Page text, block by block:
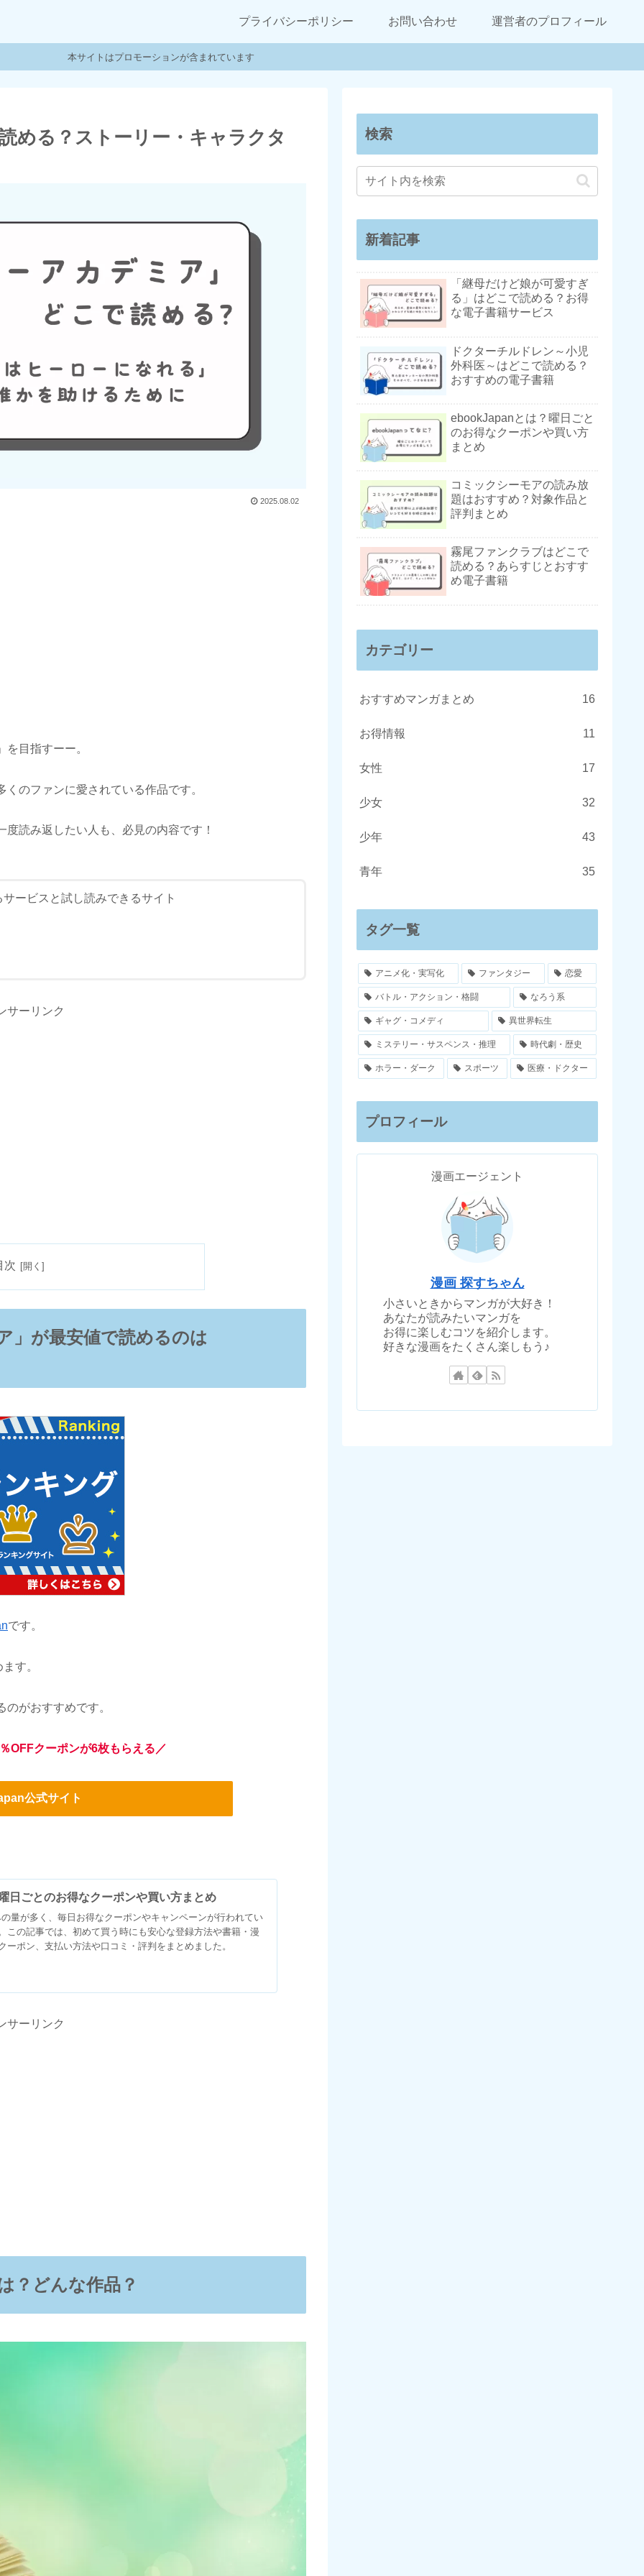
プライバシーポリシー お問い合わせ 運営者のプロフィール
本サイトはプロモーションが含まれています
める？ストーリー・キャラクタ
2025.08.02
目指すーー。
のファンに愛されている作品です。
読み返したい人も、必見の内容です！
ービスと試し読みできるサイト
サーリンク
次
」が最安値で読めるのは
です。
す。
がおすすめです。
OFFクーポンが6枚もらえる／
公式サイト
日ごとのお得なクーポンや買い方まとめ
量が多く、毎日お得なクーポンやキャンペーンが行われてい
この記事では、初めて買う時にも安心な登録方法や書籍・漫
ーポン、支払い方法や口コミ・評判をまとめました。
サーリンク
？どんな作品？
検索
新着記事
「継母だけど娘が可愛すぎ
る」はどこで読める？お得
な電子書籍サービス
ドクターチルドレン～小児
外科医～はどこで読める？
おすすめの電子書籍
ebookJapanとは？曜日ごと
のお得なクーポンや買い方
まとめ
コミックシーモアの読み放
題はおすすめ？対象作品と
評判まとめ
霧尾ファンクラブはどこで
読める？あらすじとおすす
め電子書籍
カテゴリー
おすすめマンガまとめ 16
お得情報 11
女性 17
少女 32
少年 43
青年 35
タグ一覧
アニメ化・実写化 ファンタジー 恋愛
バトル・アクション・格闘 なろう系
ギャグ・コメディ 異世界転生
ミステリー・サスペンス・推理 時代劇・歴史
ホラー・ダーク スポーツ 医療・ドクター
プロフィール
漫画エージェント
漫画 探すちゃん
小さいときからマンガが大好き！
あなたが読みたいマンガを
お得に楽しむコツを紹介します。
好きな漫画をたくさん楽しもう♪